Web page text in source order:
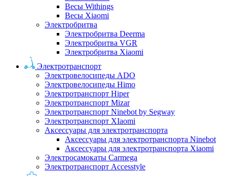
Весы Withings
Весы Xiaomi
Электробритва
Электробритва Deerma
Электробритва VGR
Электробритва Xiaomi
Электротранспорт
Электровелосипеды ADO
Электровелосипеды Himo
Электротранспорт Hiper
Электротранспорт Mizar
Электротранспорт Ninebot by Segway
Электротранспорт XIaomi
Аксессуары для электротранспорта
Аксессуары для электротранспорта Ninebot
Аксессуары для электротранспорта Xiaomi
Электросамокаты Carmega
Электротранспорт Accesstyle